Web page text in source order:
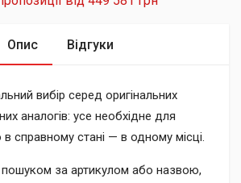
Опис Відгуки
вибір серед оригінальних
аналогів: усе необхідне для
справному стані — в одному місці.
пошуком за артикулом або назвою,